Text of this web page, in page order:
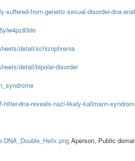
suffered-from-genetic-sexual-disorder-dna-
detail/schizophrenia
detail/bipolar-disorder
dna-reveals-nazi-likely-kallmann-
Aperson, Public